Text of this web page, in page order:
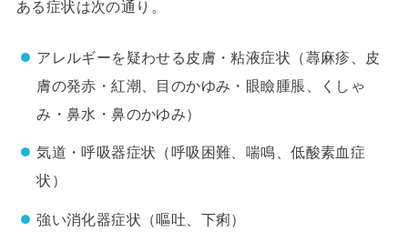
ある症状は次の通り。
アレルギーを疑わせる皮膚・粘液症状（蕁麻疹、皮
膚の発赤・紅潮、目のかゆみ・眼瞼腫脹、くしゃ
み・鼻水・鼻のかゆみ）
気道・呼吸器症状（呼吸困難、喘鳴、低酸素血症
状）
強い消化器症状（嘔吐、下痢）